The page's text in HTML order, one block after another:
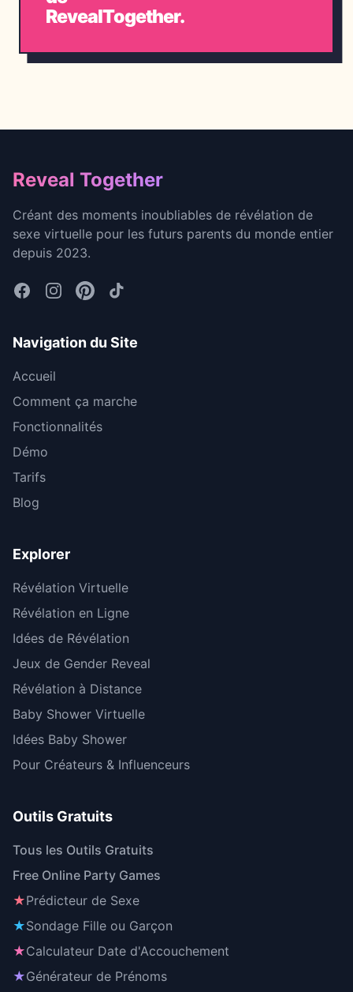
RevealTogether.
Footer
Reveal Together
Créant des moments inoubliables de révélation de
sexe virtuelle pour les futurs parents du monde entier
depuis 2023.
Navigation du Site
Accueil
Comment ça marche
Fonctionnalités
Démo
Tarifs
Blog
Explorer
Révélation Virtuelle
Révélation en Ligne
Idées de Révélation
Jeux de Gender Reveal
Révélation à Distance
Baby Shower Virtuelle
Idées Baby Shower
Pour Créateurs & Influenceurs
Outils Gratuits
Tous les Outils Gratuits
Free Online Party Games
★Prédicteur de Sexe
★Sondage Fille ou Garçon
★Calculateur Date d'Accouchement
★Générateur de Prénoms